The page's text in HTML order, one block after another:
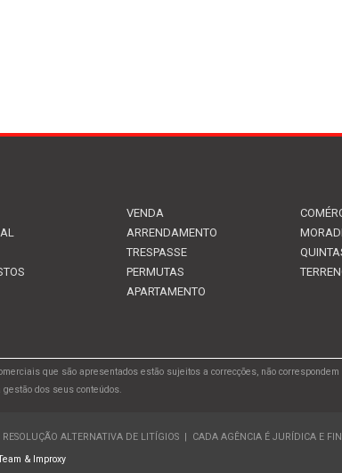
VENDA
ARRENDAMENTO
TRESPASSE
PERMUTAS
APARTAMENTO
que são apresentados estão sujeitos a correcções, não
dos seus conteúdos.
RESOLUÇÃO ALTERNATIVA DE LITÍGIOS
CADA AGÊNCIA É JURÍDICA E
& Improxy